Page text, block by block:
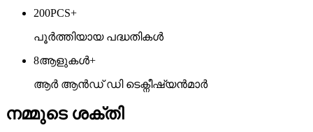
200PCS+
പൂർത്തിയായ പദ്ധതികൾ
8ആളുകൾ+
ആർ ആൻഡ് ഡി ടെക്നീഷ്യൻമാർ
നമ്മുടെ ശക്തി